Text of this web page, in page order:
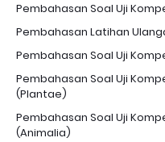
Pembahasan Soal Uji
Pembahasan Latihan
Pembahasan Soal Uji
Pembahasan Soal Uji
(Plantae)
Pembahasan Soal Uji
(Animalia)